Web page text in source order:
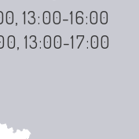
13:00-16:00
13:00-17:00